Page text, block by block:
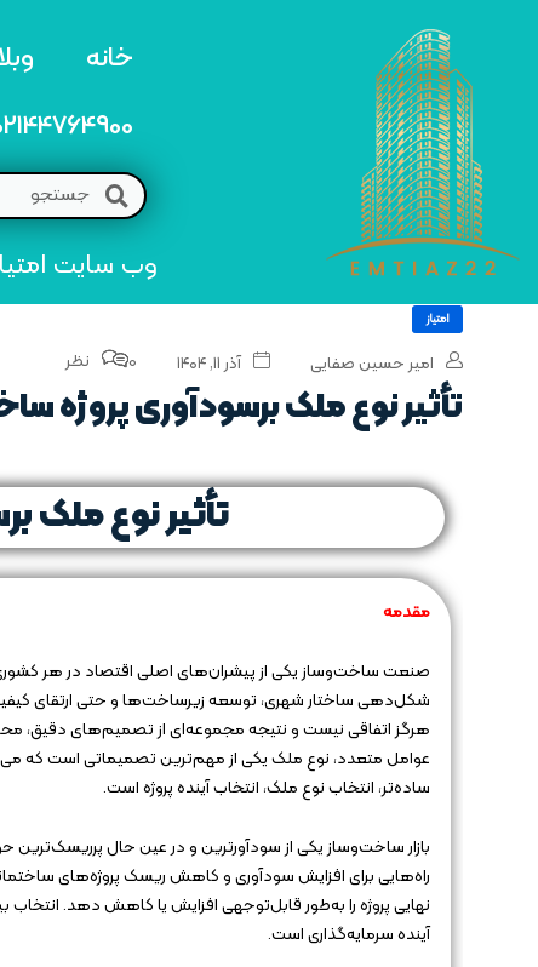
خانه
وب سایت امتیاز 22 مرجع تخصصی خرید و فروش امتیاز های
امتیاز
امیر حسین صفایی آذر ۱۱, ۱۴۰۴ 0 نظر
تأثیر نوع ملک برسودآوری پروژه‌
تأثیر نوع ملک
مقدمه
صنعت ساخت‌وساز یکی از پیشران‌های اصلی اقتصاد در هر
شکل‌دهی ساختار شهری، توسعه زیرساخت‌ها و حتی ارتقای
هرگز اتفاقی نیست و نتیجه مجموعه‌ای از تصمیم‌های دقیق،
عوامل متعدد، نوع ملک یکی از مهم‌ترین تصمیماتی است که
ساده‌تر، انتخاب نوع ملک، انتخاب آینده پروژه است.
بازار ساخت‌وساز یکی از سودآورترین و در عین حال
راه‌هایی برای افزایش سودآوری و کاهش ریسک پروژه‌های
نهایی پروژه را به‌طور قابل‌توجهی افزایش یا کاهش دهد. انتخاب
آینده سرمایه‌گذاری است.